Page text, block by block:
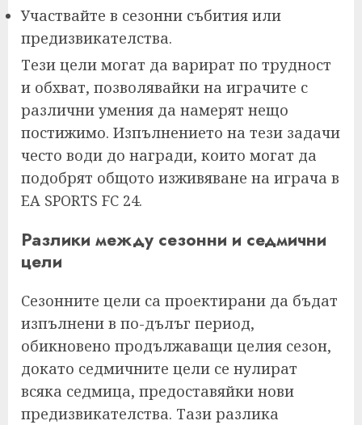
Участвайте в сезонни събития или
предизвикателства.
Тези цели могат да варират по трудност
и обхват, позволявайки на играчите с
различни умения да намерят нещо
постижимо. Изпълнението на тези задачи
често води до награди, които могат да
подобрят общото изживяване на играча в
EA SPORTS FC 24.
Разлики между сезонни и седмични
цели
Сезонните цели са проектирани да бъдат
изпълнени в по-дълъг период,
обикновено продължаващи целия сезон,
докато седмичните цели се нулират
всяка седмица, предоставяйки нови
предизвикателства. Тази разлика